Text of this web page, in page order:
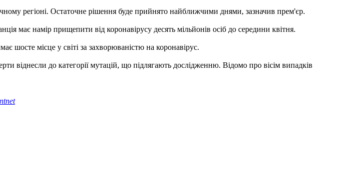
регіоні. Остаточне рішення буде прийнято найближчими днями, зазначив прем'єр.
має намір прищепити від коронавірусу десять мільйонів осіб до середини квітня.
шосте місце у світі за захворюваністю на коронавірус.
віднесли до категорії мутацій, що підлягають дослідженню. Відомо про вісім випадків